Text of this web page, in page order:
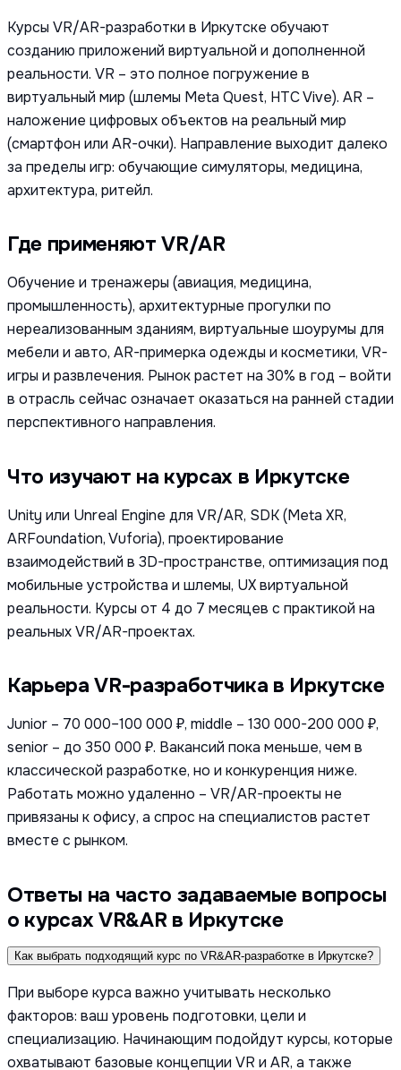
Курсы VR/AR-разработки в Иркутске обучают
созданию приложений виртуальной и дополненной
реальности. VR – это полное погружение в
виртуальный мир (шлемы Meta Quest, HTC Vive). AR –
наложение цифровых объектов на реальный мир
(смартфон или AR-очки). Направление выходит далеко
за пределы игр: обучающие симуляторы, медицина,
архитектура, ритейл.
Где применяют VR/AR
Обучение и тренажеры (авиация, медицина,
промышленность), архитектурные прогулки по
нереализованным зданиям, виртуальные шоурумы для
мебели и авто, AR-примерка одежды и косметики, VR-
игры и развлечения. Рынок растет на 30% в год – войти
в отрасль сейчас означает оказаться на ранней стадии
перспективного направления.
Что изучают на курсах в Иркутске
Unity или Unreal Engine для VR/AR, SDK (Meta XR,
ARFoundation, Vuforia), проектирование
взаимодействий в 3D-пространстве, оптимизация под
мобильные устройства и шлемы, UX виртуальной
реальности. Курсы от 4 до 7 месяцев с практикой на
реальных VR/AR-проектах.
Карьера VR-разработчика в Иркутске
Junior – 70 000–100 000 ₽, middle – 130 000-200 000 ₽,
senior – до 350 000 ₽. Вакансий пока меньше, чем в
классической разработке, но и конкуренция ниже.
Работать можно удаленно – VR/AR-проекты не
привязаны к офису, а спрос на специалистов растет
вместе с рынком.
Ответы на часто задаваемые вопросы
о курсах VR&AR в Иркутске
Как выбрать подходящий курс по VR&AR-разработке в Иркутске?
При выборе курса важно учитывать несколько
факторов: ваш уровень подготовки, цели и
специализацию. Начинающим подойдут курсы, которые
охватывают базовые концепции VR и AR, а также